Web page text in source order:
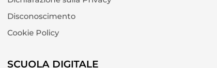
Disconoscimento
Cookie Policy
SCUOLA DIGITALE